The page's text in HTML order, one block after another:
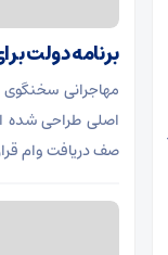
برنامه دولت
مهاجرانی
اصلی طراحی شده
صف دریافت وام